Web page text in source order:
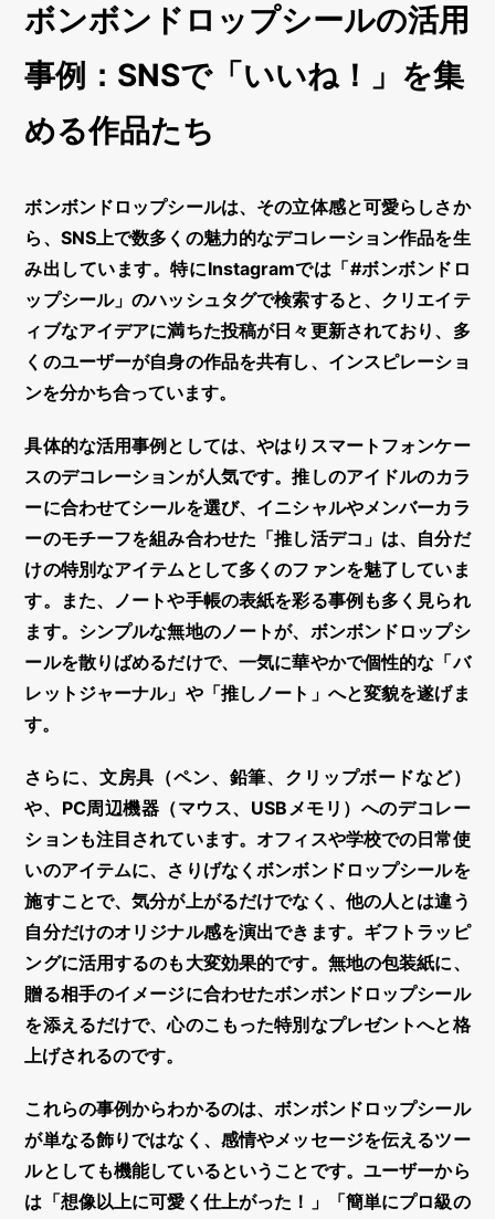
ボンボンドロップシールの活用
事例：SNSで「いいね！」を集
める作品たち
ボンボンドロップシールは、その立体感と可愛らしさか
ら、SNS上で数多くの魅力的なデコレーション作品を生
み出しています。特にInstagramでは「#ボンボンドロ
ップシール」のハッシュタグで検索すると、クリエイテ
ィブなアイデアに満ちた投稿が日々更新されており、多
くのユーザーが自身の作品を共有し、インスピレーショ
ンを分かち合っています。
具体的な活用事例としては、やはりスマートフォンケー
スのデコレーションが人気です。推しのアイドルのカラ
ーに合わせてシールを選び、イニシャルやメンバーカラ
ーのモチーフを組み合わせた「推し活デコ」は、自分だ
けの特別なアイテムとして多くのファンを魅了していま
す。また、ノートや手帳の表紙を彩る事例も多く見られ
ます。シンプルな無地のノートが、 ボンボンドロップシ
ールを散りばめるだけで、一気に華やかで個性的な「バ
レットジャーナル」や「推しノート」へと変貌を遂げま
す。
さらに、文房具（ペン、鉛筆、クリップボードなど）
や、PC周辺機器（マウス、USBメモリ）へのデコレー
ションも注目されています。オフィスや学校での日常使
いのアイテムに、さりげなくボンボンドロップシールを
施すことで、気分が上がるだけでなく、他の人とは違う
自分だけのオリジナル感を演出できます。ギフトラッピ
ングに活用するのも大変効果的です。無地の包装紙に、
贈る相手のイメージに合わせたボンボンドロップシール
を添えるだけで、心のこもった特別なプレゼントへと格
上げされるのです。
これらの事例からわかるのは、ボンボンドロップシール
が単なる飾りではなく、感情やメッセージを伝えるツー
ルとしても機能しているということです。ユーザーから
は「想像以上に可愛く仕上がった！」「簡単にプロ級の